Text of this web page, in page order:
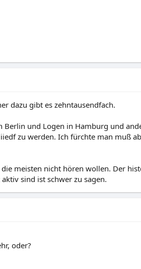
dazu gibt es zehntausendfach.
und Logen in Hamburg und
zu werden. Ich fürchte man muß
meisten nicht hören wollen. Der
sind ist schwer zu sagen.
oder?